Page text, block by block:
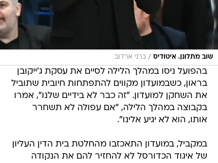
שוב מתלונן. איטודיס / ברני ארדוב
בהפועל ניסו במהלך הלילה לסיים את עסקת ג'ייקובן
בראון, כשבמועדון מקווים להתפתחות חיובית שתוביל
את השחקן למועדון. "זה כבר לא בידיים שלנו", אמרו
בקבוצה במהלך הלילה, "אם עפולה לא תשחרר
אותו, הוא לא יגיע אלינו".
במקביל, במועדון התאכזבו מהחלטת בית הדין העליון
של איגוד הכדורסל לא להחזיר להם את הנקודה